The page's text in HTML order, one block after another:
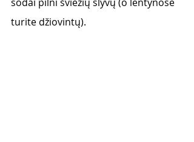
turite džiovintų).